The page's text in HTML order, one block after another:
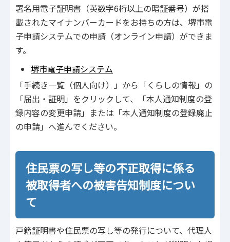
署名用電子証明書（英数字6桁以上の暗証番号）が搭
載されたマイナンバーカードをお持ちの方は、堺市電
子申請システムでの申請（オンライン申請）ができま
す。
堺市電子申請システム
「手続き一覧（個人向け）」から「くらしの情報」の
「届出・証明」をクリックして、「本人通知制度の登
録内容の変更申請」または「本人通知制度の登録廃止
の申請」へ進んでください。
住⺠票の写し等の不正取得に係る
被取得者への被害告知制度につい
て
⼾籍証明書や住⺠票の写し等の発⾏について、代理⼈